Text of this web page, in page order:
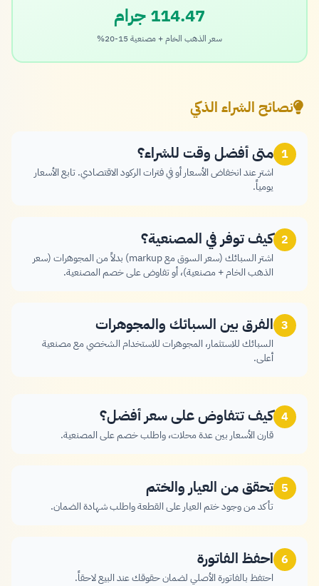
114.47 جرام
سعر الذهب الخام + مصنعية 15-20%
نصائح الشراء الذكي
1 متى أفضل وقت للشراء؟
اشتر عند انخفاض الأسعار أو في فترات الركود الاقتصادي. تابع الأسعار
يومياً.
2 كيف توفر في المصنعية؟
اشتر السبائك (سعر السوق مع markup) بدلاً من المجوهرات (سعر
الذهب الخام + مصنعية)، أو تفاوض على خصم المصنعية.
3 الفرق بين السبائك والمجوهرات
السبائك للاستثمار، المجوهرات للاستخدام الشخصي مع مصنعية
أعلى.
4 كيف تتفاوض على سعر أفضل؟
قارن الأسعار بين عدة محلات، واطلب خصم على المصنعية.
5 تحقق من العيار والختم
تأكد من وجود ختم العيار على القطعة واطلب شهادة الضمان.
6 احفظ الفاتورة
احتفظ بالفاتورة الأصلي لضمان حقوقك عند البيع لاحقاً.